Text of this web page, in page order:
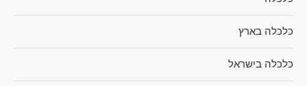
כלכלה בארץ
כלכלה בישראל